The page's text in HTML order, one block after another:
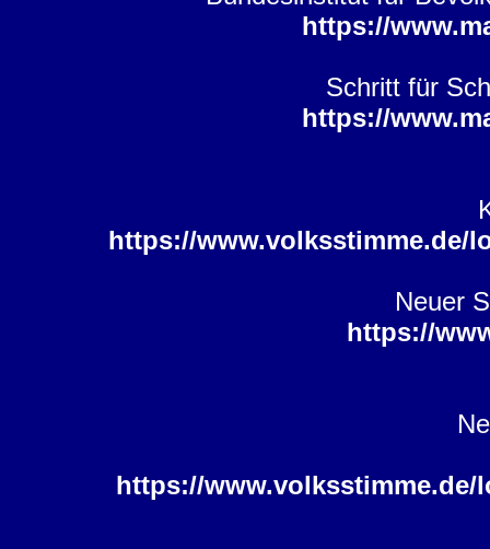
https://
Schritt für
https://
https://www.volksstimme.de/
Neuer
https://
https://www.volksstimme.de/